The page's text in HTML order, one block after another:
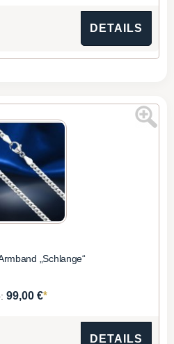
DETAILS
„Schlange“
99,00 €*
DETAILS